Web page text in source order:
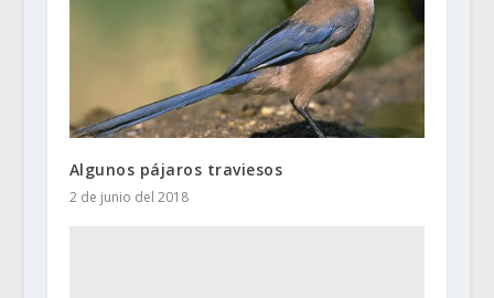
Algunos pájaros traviesos
2 de junio del 2018